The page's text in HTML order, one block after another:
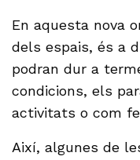
En aquesta nova
dels espais, és a
podran dur a
condicions, els
activitats o com
Així, algunes de